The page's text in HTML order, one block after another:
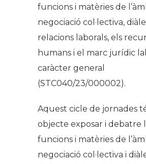
funcions i matèries de
negociació col·lectiva,
relacions laborals, els
humans i el marc jurídic
caràcter general
(STC040/23/000002).
Aquest cicle de jornades
objecte exposar i debatre
funcions i matèries de
negociació col·lectiva i